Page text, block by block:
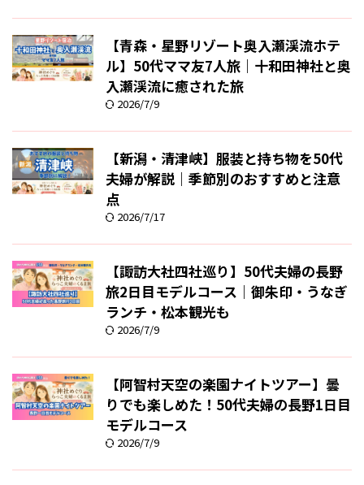
【青森・星野リゾート奥入瀬渓流ホテ
ル】50代ママ友7人旅｜十和田神社と奥
入瀬渓流に癒された旅
2026/7/9
【新潟・清津峡】服装と持ち物を50代
夫婦が解説｜季節別のおすすめと注意
点
2026/7/17
【諏訪大社四社巡り】50代夫婦の長野
旅2日目モデルコース｜御朱印・うなぎ
ランチ・松本観光も
2026/7/9
【阿智村天空の楽園ナイトツアー】曇
りでも楽しめた！50代夫婦の長野1日目
モデルコース
2026/7/9